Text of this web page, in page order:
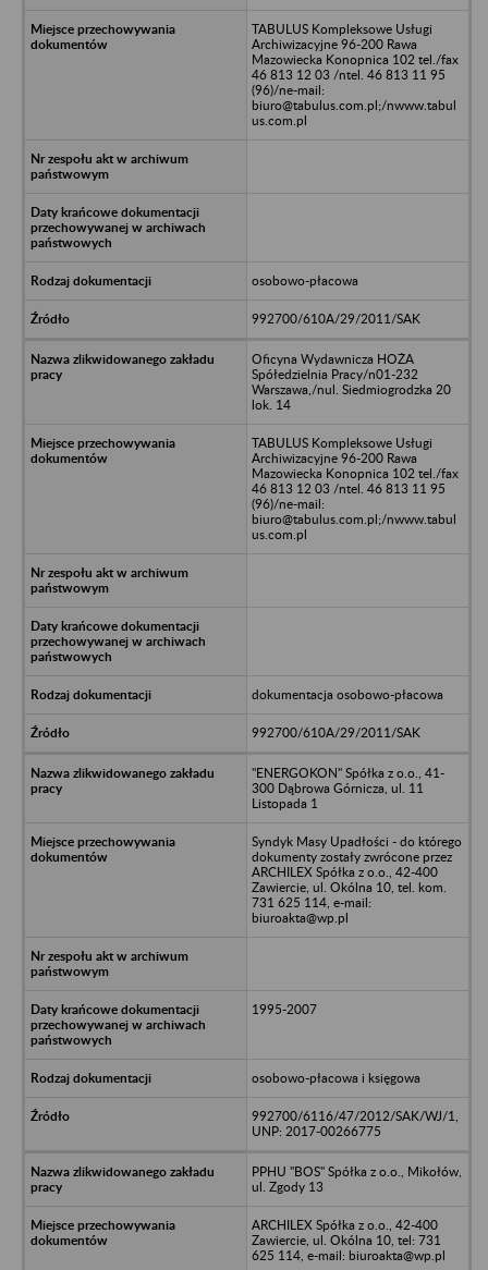
TABULUS Kompleksowe Usługi
Archiwizacyjne 96-200 Rawa
Mazowiecka Konopnica 102 tel./fax
46 813 12 03 /ntel. 46 813 11 95
(96)/ne-mail:
biuro@tabulus.com.pl;/nwww.tabul
us.com.pl
osobowo-płacowa
992700/610A/29/2011/SAK
Oficyna Wydawnicza HOŻA
Spółedzielnia Pracy/n01-232
Warszawa,/nul. Siedmiogrodzka 20
lok. 14
TABULUS Kompleksowe Usługi
Archiwizacyjne 96-200 Rawa
Mazowiecka Konopnica 102 tel./fax
46 813 12 03 /ntel. 46 813 11 95
(96)/ne-mail:
biuro@tabulus.com.pl;/nwww.tabul
us.com.pl
dokumentacja osobowo-płacowa
992700/610A/29/2011/SAK
"ENERGOKON" Spółka z o.o., 41-
300 Dąbrowa Górnicza, ul. 11
Listopada 1
Syndyk Masy Upadłości - do którego
dokumenty zostały zwrócone przez
ARCHILEX Spółka z o.o., 42-400
Zawiercie, ul. Okólna 10, tel. kom.
731 625 114, e-mail:
biuroakta@wp.pl
1995-2007
osobowo-płacowa i księgowa
992700/6116/47/2012/SAK/WJ/1,
UNP: 2017-00266775
PPHU "BOS" Spółka z o.o., Mikołów,
ul. Zgody 13
ARCHILEX Spółka z o.o., 42-400
Zawiercie, ul. Okólna 10, tel: 731
625 114, e-mail: biuroakta@wp.pl